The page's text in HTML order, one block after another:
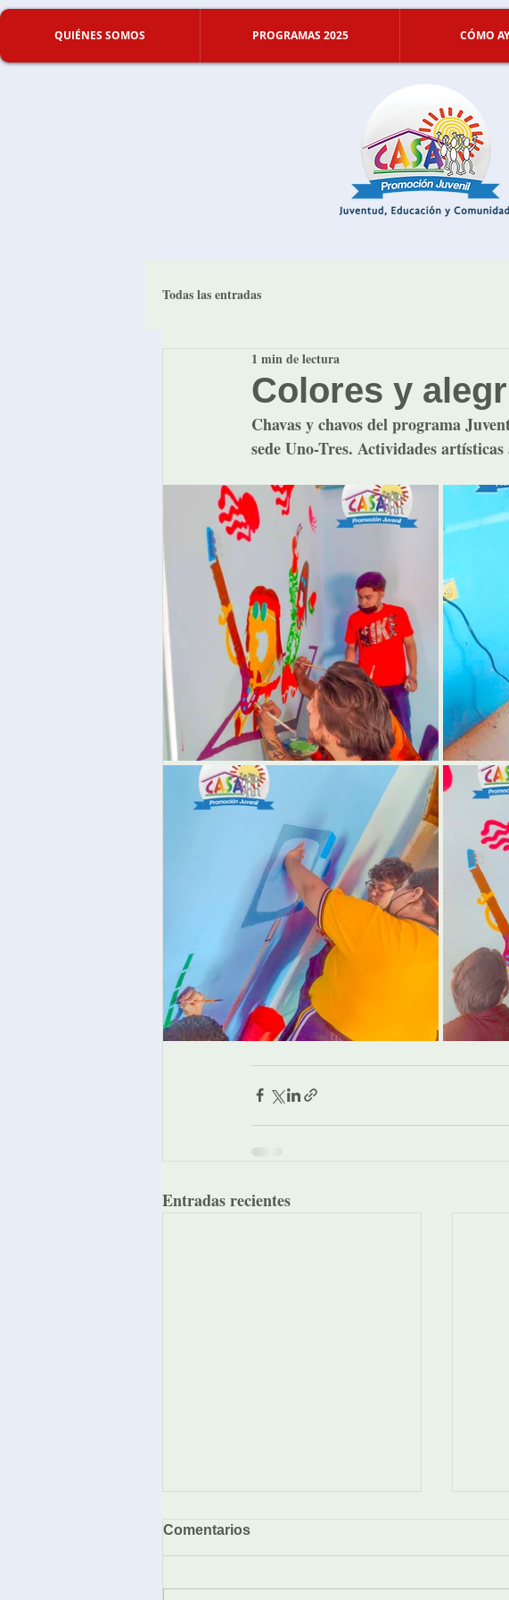
QUIÉNES SOMOS PROGRAMAS 2025 CÓMO
Todas las entradas
Colores y
1 min de lectura
Chavas y chavos del programa
sede Uno-Tres. Actividades artísticas
Entradas recientes
Comentarios